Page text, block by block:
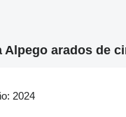
Alpego arados de
2024